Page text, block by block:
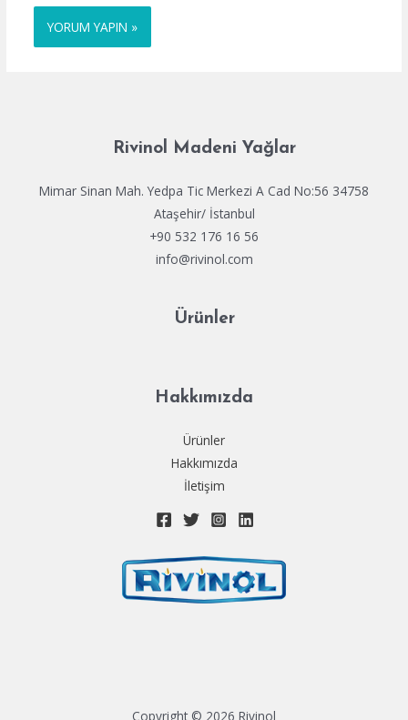
Rivinol Madeni Yağlar
Mimar Sinan Mah. Yedpa Tic Merkezi A Cad No:56 34758
Ataşehir/ İstanbul
+90 532 176 16 56
info@rivinol.com
Ürünler
Hakkımızda
Ürünler
Hakkımızda
İletişim
Copyright © 2026 Rivinol